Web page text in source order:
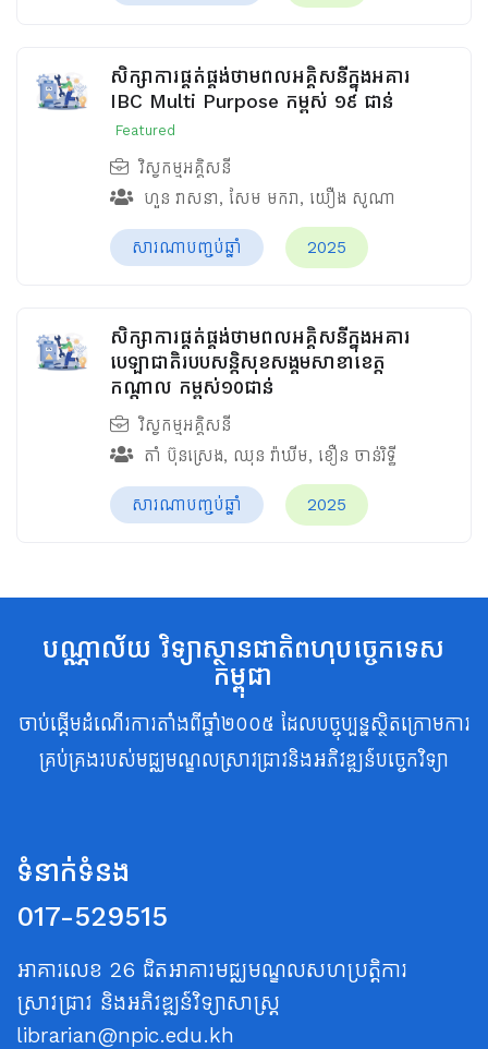
សិក្សាការផ្គត់ផ្គង់ថាមពលអគ្គិសនីក្នុងអគារ
IBC Multi Purpose កម្ពស់ ១៩ ជាន់
Featured
វិស្វកម្មអគ្គិសនី
ហួន​ វាសនា, សែម មករា, យឿង សូណា
សារណាបញ្ចប់ឆ្នាំ 2025
សិក្សាការផ្គត់ផ្គង់ថាមពលអគ្គិសនីក្នុងអគារ
បេឡាជាតិរបបសន្តិសុខ​សង្គមសាខាខេត្ត
កណ្តាល កម្ពស់១០ជាន់
វិស្វកម្មអគ្គិសនី
តាំ ប៊ុនស្រេង, ឈុន វ៉ាឃីម​, ខឿន ចាន់រិទ្ធី​
សារណាបញ្ចប់ឆ្នាំ 2025
បណ្ណាល័យ វិទ្យាស្ថានជាតិពហុបច្ចេកទេស
កម្ពុជា
ចាប់ផ្តើមដំណើរការតាំងពីឆ្នាំ២០០៥ ដែលបច្ចុប្បន្នស្ថិតក្រោមការ
គ្រប់គ្រងរបស់មជ្ឈមណ្ឌលស្រាវជ្រាវនិងអភិវឌ្ឍន៍បច្ចេកវិទ្យា
ទំនាក់ទំនង
017-529515
អាគារលេខ 26 ជិតអាគារមជ្ឈមណ្ឌលសហប្រត្តិការ
ស្រាវជ្រាវ និងអភិវឌ្ឍន៍វិទ្យាសាស្ត្រ
librarian@npic.edu.kh